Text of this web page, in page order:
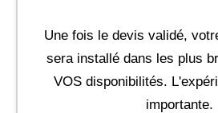
Une fois le devis validé,
sera installé dans les plus
VOS disponibilités.
importante.